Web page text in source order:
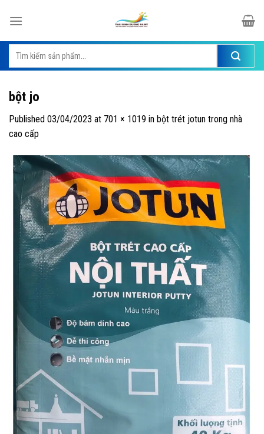
Tìm
kiếm:
bột jo
Published 03/04/2023 at 701 × 1019 in bột trét jotun trong nhà
cao cấp